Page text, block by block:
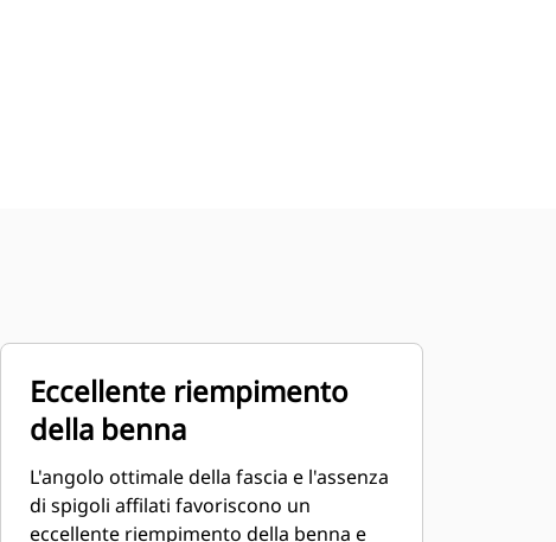
Eccellente riempimento
della benna
L'angolo ottimale della fascia e l'assenza
di spigoli affilati favoriscono un
eccellente riempimento della benna e